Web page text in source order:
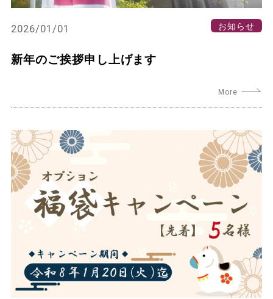
2026/01/01 お知らせ
新年のご挨拶申し上げます